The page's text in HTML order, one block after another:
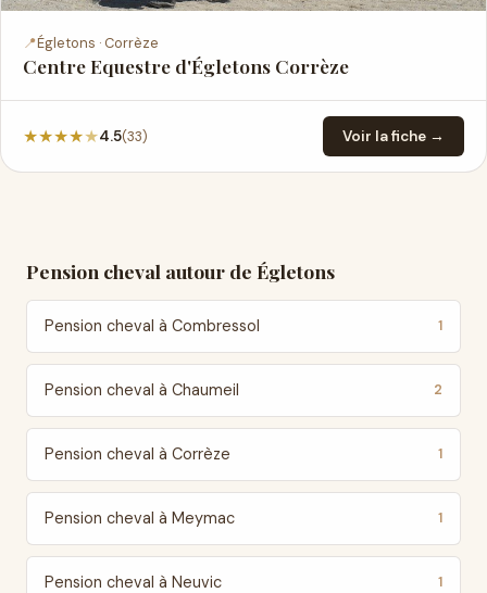
📍Égletons · Corrèze
Centre Equestre d'Égletons Corrèze
★★★★★4.5(33) Voir la fiche →
Pension cheval autour de Égletons
Pension cheval à Combressol 1
Pension cheval à Chaumeil 2
Pension cheval à Corrèze 1
Pension cheval à Meymac 1
Pension cheval à Neuvic 1